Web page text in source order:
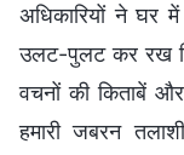
अधिकारियों ने घर
उलट-पुलट कर रख
वचनों की किताबें
हमारी जबरन